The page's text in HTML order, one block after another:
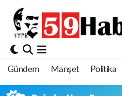
Gündem Manşet Politika